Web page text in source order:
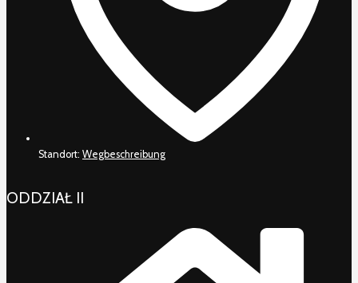
Standort: Wegbeschreibung
ODDZIAŁ II